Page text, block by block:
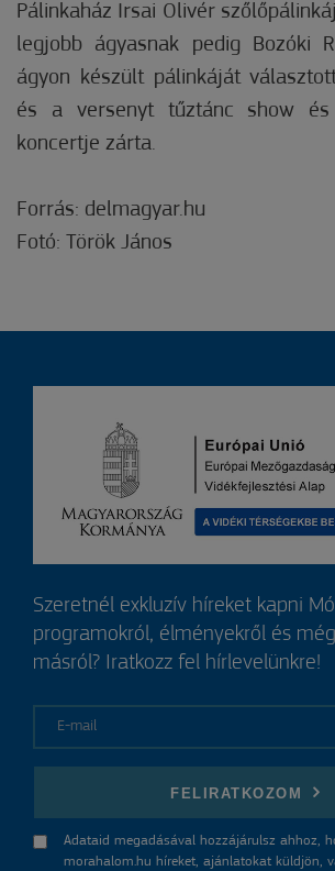
Pálinkaház Irsai Olivér
legjobb ágyasnak pedig Bozóki
ágyon készült pálinkáját
és a versenyt tűztánc show és
koncertje zárta.
Forrás: delmagyar.hu
Fotó: Török János
Szeretnél exkluzív híreket kapni
programokról, élményekről és
másról? Iratkozz fel hírlevelünkre!
FELIRATKOZOM
Adataid megadásával hozzájárulsz ahhoz,
morahalom.hu híreket, ajánlatokat küldjön,